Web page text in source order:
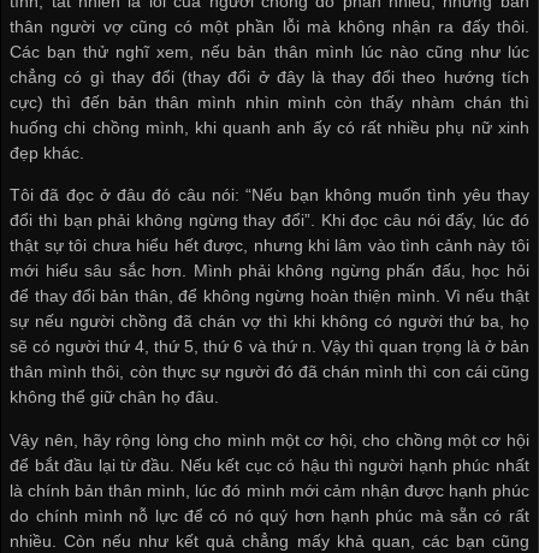
thân người vợ cũng có một phần lỗi mà không nhận ra đấy thôi.
Các bạn thử nghĩ xem, nếu bản thân mình lúc nào cũng như lúc
chẳng có gì thay đổi (thay đổi ở đây là thay đổi theo hướng tích
cực) thì đến bản thân mình nhìn mình còn thấy nhàm chán thì
huống chi chồng mình, khi quanh anh ấy có rất nhiều phụ nữ xinh
đẹp khác.
Tôi đã đọc ở đâu đó câu nói: “Nếu bạn không muốn tình yêu thay
đổi thì bạn phải không ngừng thay đổi”. Khi đọc câu nói đấy, lúc đó
thật sự tôi chưa hiểu hết được, nhưng khi lâm vào tình cảnh này tôi
mới hiểu sâu sắc hơn. Mình phải không ngừng phấn đấu, học hỏi
để thay đổi bản thân, để không ngừng hoàn thiện mình. Vì nếu thật
sự nếu người chồng đã chán vợ thì khi không có người thứ ba, họ
sẽ có người thứ 4, thứ 5, thứ 6 và thứ n. Vậy thì quan trọng là ở bản
thân mình thôi, còn thực sự người đó đã chán mình thì con cái cũng
không thể giữ chân họ đâu.
Vậy nên, hãy rộng lòng cho mình một cơ hội, cho chồng một cơ hội
để bắt đầu lại từ đầu. Nếu kết cục có hậu thì người hạnh phúc nhất
là chính bản thân mình, lúc đó mình mới cảm nhận được hạnh phúc
do chính mình nỗ lực để có nó quý hơn hạnh phúc mà sẵn có rất
nhiều. Còn nếu như kết quả chẳng mấy khả quan, các bạn cũng